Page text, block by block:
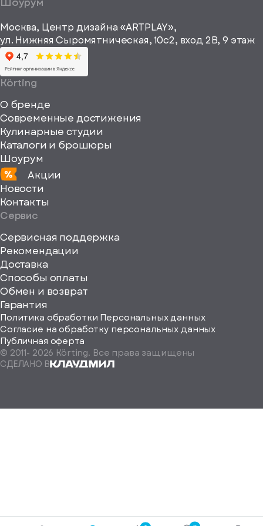
рекламные и
информационные
материалы
viewBox="0
0
Москва, Центр дизайна «ARTPLAY»,
ул. Нижняя Сыромятническая, 10с2, вход 2B, 9 этаж
Körting
О бренде
Современные достижения
Кулинарные студии
Каталоги и брошюры
Шоурум
Акции
Новости
Контакты
Сервис
Сервисная поддержка
Рекомендации
Доставка
Способы оплаты
Обмен и возврат
Гарантия
Политика обработки Персональных данных
Согласие на обработку персональных данных
Публичная оферта
© 2011- 2026 Körting. Все права защищены
СДЕЛАНО В
Определить
на-